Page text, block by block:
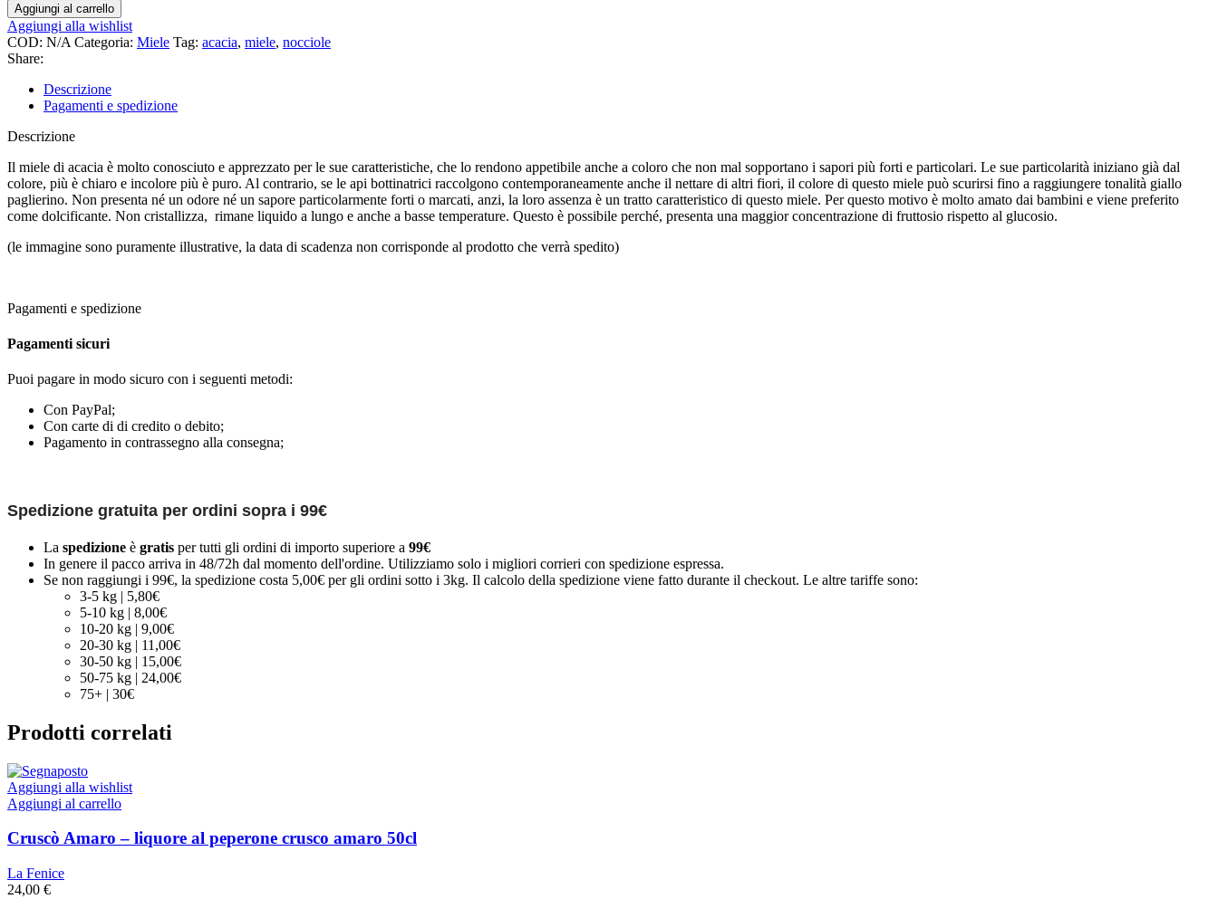
Aggiungi al carrello
Aggiungi alla wishlist
COD: N/A Categoria: Miele Tag: acacia, miele, nocciole
Share:
Descrizione
Pagamenti e spedizione
Descrizione
Il miele di acacia è molto conosciuto e apprezzato per le sue caratteristiche, che lo rendono appetibile anche a coloro che non mal sopportano i sapori più forti e particolari. Le sue particolarità iniziano già dal
colore, più è chiaro e incolore più è puro. Al contrario, se le api bottinatrici raccolgono contemporaneamente anche il nettare di altri fiori, il colore di questo miele può scurirsi fino a raggiungere tonalità giallo
paglierino. Non presenta né un odore né un sapore particolarmente forti o marcati, anzi, la loro assenza è un tratto caratteristico di questo miele. Per questo motivo è molto amato dai bambini e viene preferito
come dolcificante. Non cristallizza, rimane liquido a lungo e anche a basse temperature. Questo è possibile perché, presenta una maggior concentrazione di fruttosio rispetto al glucosio.
(le immagine sono puramente illustrative, la data di scadenza non corrisponde al prodotto che verrà spedito)
Pagamenti e spedizione
Pagamenti sicuri
Puoi pagare in modo sicuro con i seguenti metodi:
Con PayPal;
Con carte di di credito o debito;
Pagamento in contrassegno alla consegna;
Spedizione gratuita per ordini sopra i 99€
La spedizione è gratis per tutti gli ordini di importo superiore a 99€
In genere il pacco arriva in 48/72h dal momento dell'ordine. Utilizziamo solo i migliori corrieri con spedizione espressa.
Se non raggiungi i 99€, la spedizione costa 5,00€ per gli ordini sotto i 3kg. Il calcolo della spedizione viene fatto durante il checkout. Le altre tariffe sono:
3-5 kg | 5,80€
5-10 kg | 8,00€
10-20 kg | 9,00€
20-30 kg | 11,00€
30-50 kg | 15,00€
50-75 kg | 24,00€
75+ | 30€
Prodotti correlati
Aggiungi alla wishlist
Aggiungi al carrello
Cruscò Amaro – liquore al peperone crusco amaro 50cl
La Fenice
24,00 €